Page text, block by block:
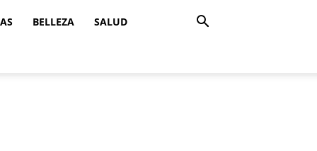
BELLEZA SALUD